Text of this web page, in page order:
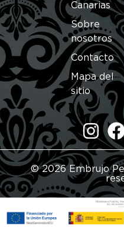
Canarias
Sobre
nosotros
Contacto
Mapa del
sitio
© 2026 Embrujo